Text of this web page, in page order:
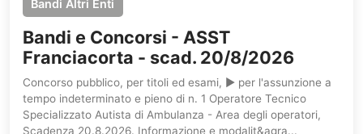
Bandi Altri Enti
Bandi e Concorsi - ASST
Franciacorta - scad. 20/8/2026
Concorso pubblico, per titoli ed esami, ► per l'assunzione a
tempo indeterminato e pieno di n. 1 Operatore Tecnico
Specializzato Autista di Ambulanza - Area degli operatori,
Scadenza 20.8.2026. Informazione e modalit&agra...